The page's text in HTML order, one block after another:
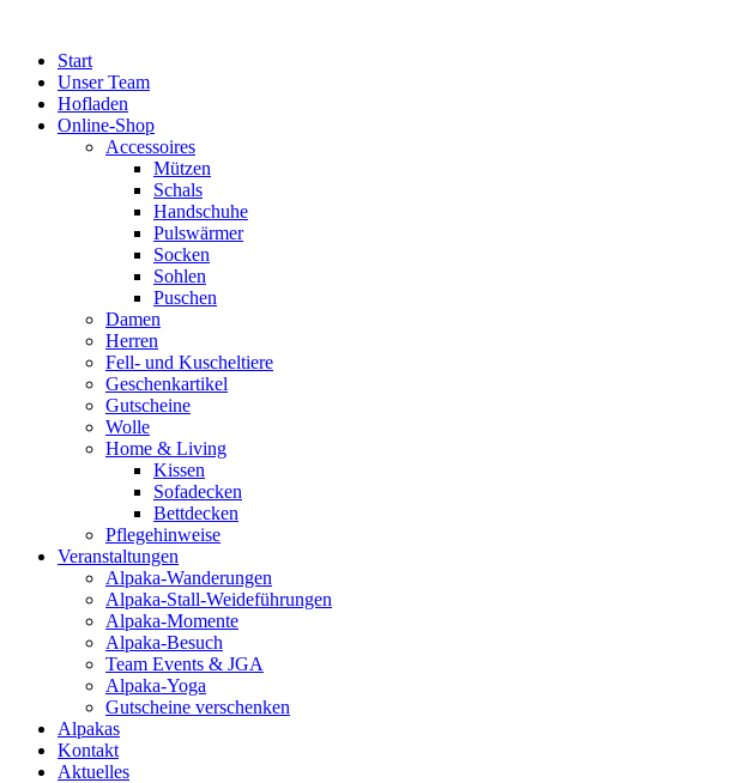
springenStart
Unser Team
Hofladen
Online-Shop
Accessoires
Mützen
Schals
Handschuhe
Pulswärmer
Socken
Sohlen
Puschen
Damen
Herren
Fell- und Kuscheltiere
Geschenkartikel
Gutscheine
Wolle
Home & Living
Kissen
Sofadecken
Bettdecken
Pflegehinweise
Veranstaltungen
Alpaka-Wanderungen
Alpaka-Stall-Weideführungen
Alpaka-Momente
Alpaka-Besuch
Team Events & JGA
Alpaka-Yoga
Gutscheine verschenken
Alpakas
Kontakt
Aktuelles